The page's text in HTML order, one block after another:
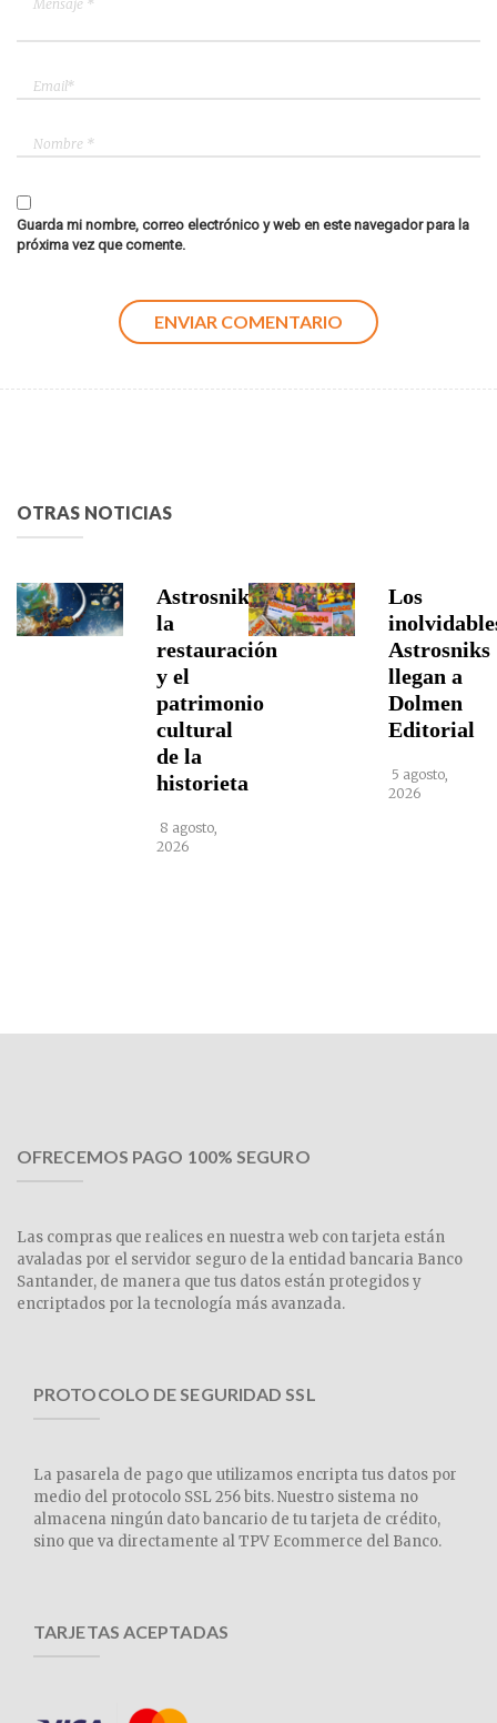
Guarda mi nombre, correo electrónico y web en este navegador para la
próxima vez que comente.
OTRAS NOTICIAS
Astrosniks,
la
restauración
y el
patrimonio
cultural
de la
historieta
8 agosto,
2026
Los
Astrosniks
llegan a
Dolmen
Editorial
5 agosto,
2026
OFRECEMOS PAGO 100% SEGURO
Las compras que realices en nuestra web con tarjeta están
avaladas por el servidor seguro de la entidad bancaria Banco
Santander, de manera que tus datos están protegidos y
encriptados por la tecnología más avanzada.
PROTOCOLO DE SEGURIDAD SSL
La pasarela de pago que utilizamos encripta tus datos por
medio del protocolo SSL 256 bits. Nuestro sistema no
almacena ningún dato bancario de tu tarjeta de crédito,
sino que va directamente al TPV Ecommerce del Banco.
TARJETAS ACEPTADAS